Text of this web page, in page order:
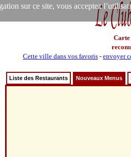
sur ce site, vous acceptez
Carte
Cette ville dans vos favoris - envoyer
Liste des Restaurants Nouveaux Menus